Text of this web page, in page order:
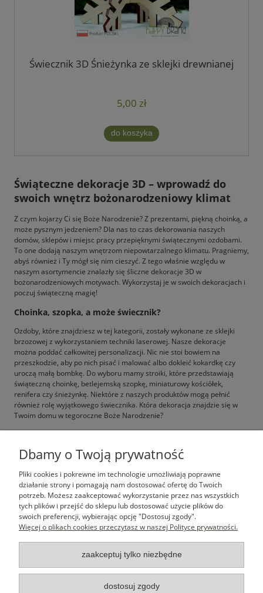
Świecznik 3D Śnieżynka ze sklejki drewnianej
5,00 zł
do koszyka
Świąteczne dekoracje 3D – wprowadź do
swoich wnętrz bożonarodzeniowy klimat
Z czym kojarzy Ci się Boże Narodzenie? Z prezentami, piękną choinką, a
może pysznym jedzeniem? Dla nas to czas dekorowania naszych
domów, sklepów i miejsc pracy przepięknymi świątecznymi ozdobami.
To one dodają naszym wnętrzom niepowtarzalnego klimatu. Pragniemy,
abyś również i Ty mógł się nim cieszyć. Z tego właśnie względu w
naszym asortymencie znalazły się śliczne dekoracje 3D w
bożonarodzeniowych motywach. Wykorzystaj je w swoich dekoracjach i
poczuj świąteczną magię!
Choinka, szopka, a może świecznik?
Ozdoby, które znajdziesz w tej kategorii, zostały wykonane ze sklejki
brzozowej z wykorzystaniem techniki laserowej. Nasze dekoracje
można poddać całkowitej personalizacji. Nic nie stoi bowiem na
przeszkodzie, aby po nich pisać i malować albo dokleić kokardkę czy
uroczą małą bombkę. Do wyboru mamy stroiki, które przedstawiają
świąteczną choinkę, betlejemską szopkę, miniaturowy kościółek,
renifera czy śnieżynkę. Niektóre z naszych produktów mogą pełnić
również rolę wyjątkowego świecznika. Która dekoracja znajdzie się w
Twoim domu w tegoroczne Boże Narodzenie?
Pomoc
Moje konto
Płatności i dostawa
Informacje
O nas
Dbamy o Twoją prywatność
Pliki cookies i pokrewne im technologie umożliwiają poprawne
działanie strony i pomagają nam dostosować ofertę do Twoich
potrzeb. Możesz zaakceptować wykorzystanie przez nas wszystkich
tych plików i przejść do sklepu lub dostosować użycie plików do
swoich preferencji, wybierając opcję "Dostosuj zgody".
Więcej o plikach cookies przeczytasz w naszej Polityce prywatności.
zaakceptuj tylko niezbędne
dostosuj zgody